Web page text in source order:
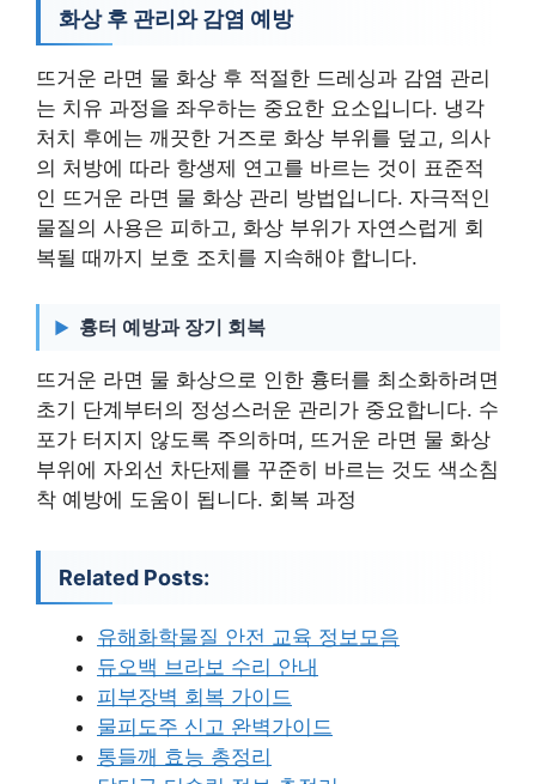
화상 후 관리와 감염 예방
뜨거운 라면 물 화상 후 적절한 드레싱과 감염 관리
는 치유 과정을 좌우하는 중요한 요소입니다. 냉각
처치 후에는 깨끗한 거즈로 화상 부위를 덮고, 의사
의 처방에 따라 항생제 연고를 바르는 것이 표준적
인 뜨거운 라면 물 화상 관리 방법입니다. 자극적인
물질의 사용은 피하고, 화상 부위가 자연스럽게 회
복될 때까지 보호 조치를 지속해야 합니다.
흉터 예방과 장기 회복
뜨거운 라면 물 화상으로 인한 흉터를 최소화하려면
초기 단계부터의 정성스러운 관리가 중요합니다. 수
포가 터지지 않도록 주의하며, 뜨거운 라면 물 화상
부위에 자외선 차단제를 꾸준히 바르는 것도 색소침
착 예방에 도움이 됩니다. 회복 과정
Related Posts:
유해화학물질 안전 교육 정보모음
듀오백 브라보 수리 안내
피부장벽 회복 가이드
물피도주 신고 완벽가이드
통들깨 효능 총정리